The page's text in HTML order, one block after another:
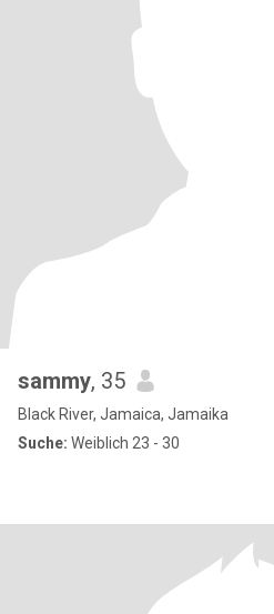
sammy, 35
Black River, Jamaica, Jamaika
Suche: Weiblich 23 - 30